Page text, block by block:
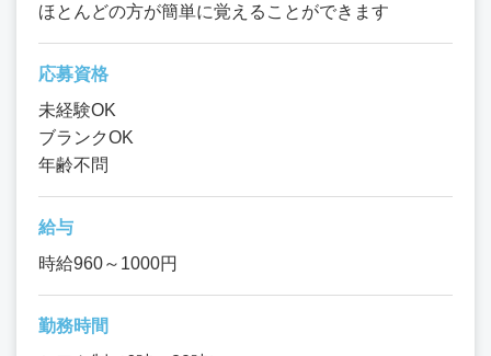
ほとんどの方が簡単に覚えることができます
応募資格
未経験OK
ブランクOK
年齢不問
給与
時給960～1000円
勤務時間